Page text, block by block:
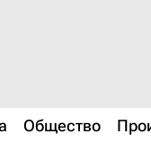
Общество